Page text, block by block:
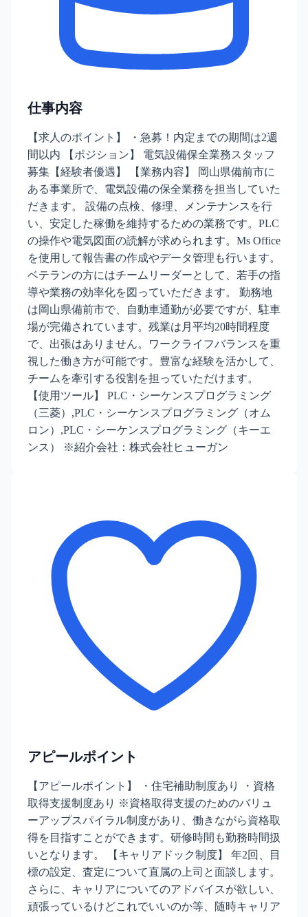
仕事内容
【求人のポイント】 ・急募！内定までの期間は2週
間以内 【ポジション】 電気設備保全業務スタッフ
募集【経験者優遇】 【業務内容】 岡山県備前市に
ある事業所で、電気設備の保全業務を担当していた
だきます。 設備の点検、修理、メンテナンスを行
い、安定した稼働を維持するための業務です。PLC
の操作や電気図面の読解が求められます。Ms Office
を使用して報告書の作成やデータ管理も行います。
ベテランの方にはチームリーダーとして、若手の指
導や業務の効率化を図っていただきます。 勤務地
は岡山県備前市で、自動車通勤が必要ですが、駐車
場が完備されています。残業は月平均20時間程度
で、出張はありません。ワークライフバランスを重
視した働き方が可能です。豊富な経験を活かして、
チームを牽引する役割を担っていただけます。
【使用ツール】 PLC・シーケンスプログラミング
（三菱）,PLC・シーケンスプログラミング（オム
ロン）,PLC・シーケンスプログラミング（キーエ
ンス） ※紹介会社：株式会社ヒューガン
アピールポイント
【アピールポイント】 ・住宅補助制度あり ・資格
取得支援制度あり ※資格取得支援のためのバリュ
ーアップスパイラル制度があり、働きながら資格取
得を目指すことができます。研修時間も勤務時間扱
いとなります。 【キャリアドック制度】 年2回、目
標の設定、査定について直属の上司と面談します。
さらに、キャリアについてのアドバイスが欲しい、
頑張っているけどこれでいいのか等、随時キャリア